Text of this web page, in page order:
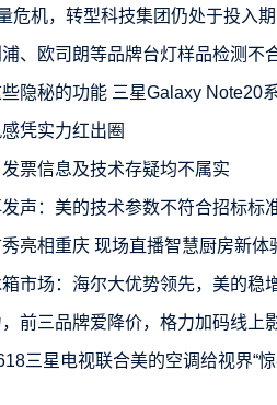
危机，转型科技集团仍处于投入期
、欧司朗等品牌台灯样品检测不
隐秘的功能 三星Galaxy Note20
凭实力红出圈
票信息及技术存疑均不属实
声：美的技术参数不符合招标标
亮相重庆 现场直播智慧厨房新体
市场：海尔大优势领先，美的稳
前三品牌爱降价，格力加码线上
三星电视联合美的空调给视界“惊